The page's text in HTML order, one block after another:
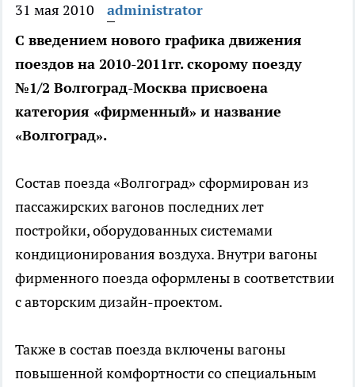
31 мая 2010
administrator
С введением нового графика движения
поездов на 2010-2011гг. скорому поезду
№1/2 Волгоград-Москва присвоена
категория «фирменный» и название
«Волгоград».
Состав поезда «Волгоград» сформирован из
пассажирских вагонов последних лет
постройки, оборудованных системами
кондиционирования воздуха. Внутри вагоны
фирменного поезда оформлены в соответствии
с авторским дизайн-проектом.
Также в состав поезда включены вагоны
повышенной комфортности со специальным